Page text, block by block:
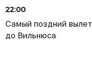
22:00
Самый поздний вылет
до Вильнюса